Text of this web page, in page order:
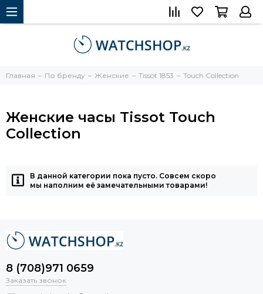
Главная По бренду Женские Tissot 1853 Touch Collection
Женские часы Tissot Touch
Collection
В данной категории пока пусто. Совсем скоро
мы наполним её замечательными товарами!
8 (708)971 0659
Заказать звонок